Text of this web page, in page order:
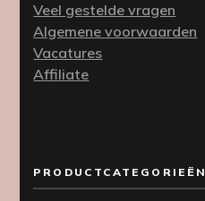
Veel gestelde vragen
Algemene voorwaarden
Vacatures
Affiliate
PRODUCTCATEGORIEËN